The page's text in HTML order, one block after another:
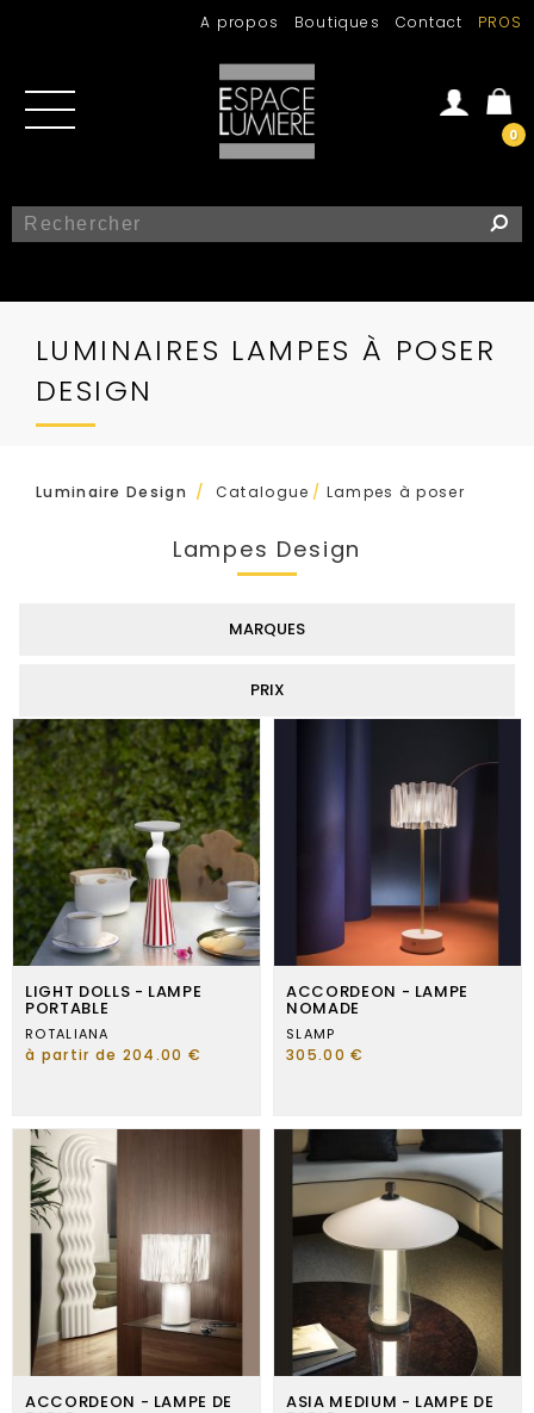
A propos Boutiques Contact PROS
0
Se connecter
LUMINAIRES LAMPES À POSER
DESIGN
Luminaire Design / Catalogue / Lampes à poser
Lampes Design
MARQUES
PRIX
LIGHT DOLLS - LAMPE
PORTABLE
ROTALIANA
à partir de 204.00 €
ACCORDEON - LAMPE
NOMADE
SLAMP
305.00 €
ACCORDEON - LAMPE DE ASIA MEDIUM - LAMPE DE